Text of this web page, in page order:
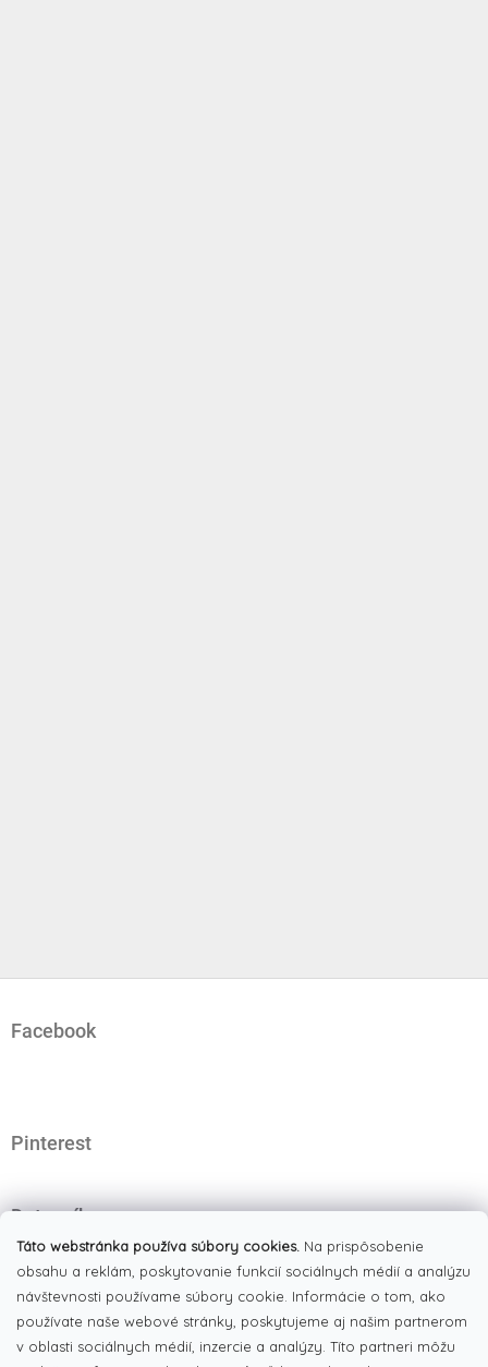
Táto webstránka používa súbory cookies. Na prispôsobenie
obsahu a reklám, poskytovanie funkcií sociálnych médií a analýzu
návštevnosti používame súbory cookie. Informácie o tom, ako
používate naše webové stránky, poskytujeme aj našim partnerom
v oblasti sociálnych médií, inzercie a analýzy. Títo partneri môžu
Facebook
Pinterest
Dotazník
Čo najviac oceňujete na našom eshope?
Originálne produkty
Široký výber tovaru